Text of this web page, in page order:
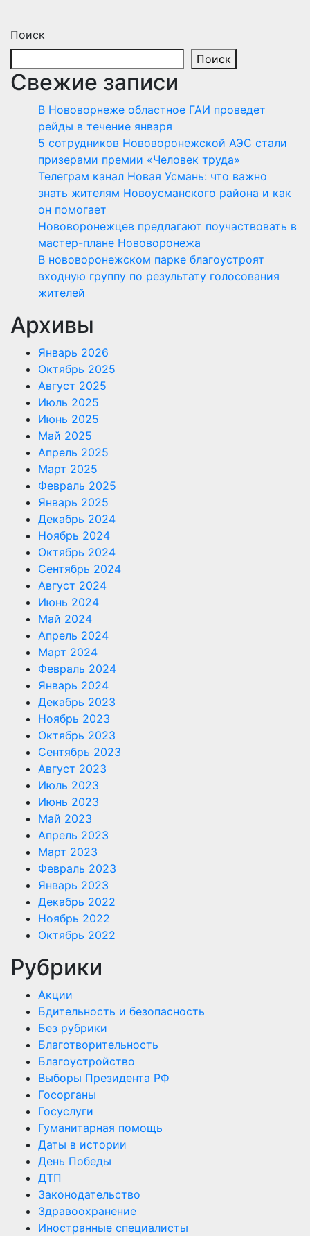
Поиск
Поиск
Свежие записи
В Нововорнеже областное ГАИ проведет
рейды в течение января
5 сотрудников Нововоронежской АЭС стали
призерами премии «Человек труда»
Телеграм канал Новая Усмань: что важно
знать жителям Новоусманского района и как
он помогает
Нововоронежцев предлагают поучаствовать в
мастер-плане Нововоронежа
В нововоронежском парке благоустроят
входную группу по результату голосования
жителей
Архивы
Январь 2026
Октябрь 2025
Август 2025
Июль 2025
Июнь 2025
Май 2025
Апрель 2025
Март 2025
Февраль 2025
Январь 2025
Декабрь 2024
Ноябрь 2024
Октябрь 2024
Сентябрь 2024
Август 2024
Июнь 2024
Май 2024
Апрель 2024
Март 2024
Февраль 2024
Январь 2024
Декабрь 2023
Ноябрь 2023
Октябрь 2023
Сентябрь 2023
Август 2023
Июль 2023
Июнь 2023
Май 2023
Апрель 2023
Март 2023
Февраль 2023
Январь 2023
Декабрь 2022
Ноябрь 2022
Октябрь 2022
Рубрики
Акции
Бдительность и безопасность
Без рубрики
Благотворительность
Благоустройство
Выборы Президента РФ
Госорганы
Госуслуги
Гуманитарная помощь
Даты в истории
День Победы
ДТП
Законодательство
Здравоохранение
Иностранные специалисты